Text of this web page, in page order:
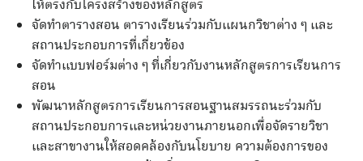
ให้ตรงกับโครงสร้างของหลักสูตร
จัดทำตารางสอน ตารางเรียนร่วมกับแผนกวิชาต่าง ๆ และ
สถานประกอบการที่เกี่ยวข้อง
จัดทำแบบฟอร์มต่าง ๆ ที่เกี่ยวกับงานหลักสูตรการเรียนการ
สอน
พัฒนาหลักสูตรการเรียนการสอนฐานสมรรถนะร่วมกับ
สถานประกอบการและหน่วยงานภายนอกเพื่อจัดรายวิชา
และสาขางานให้สอดคล้องกับนโยบาย ความต้องการของ